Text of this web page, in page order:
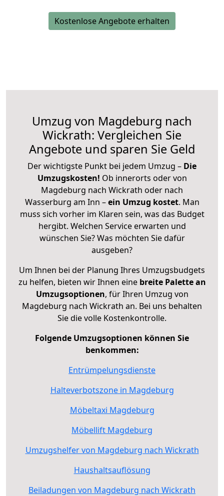
Kostenlose Angebote erhalten
Umzug von Magdeburg nach
Wickrath: Vergleichen Sie
Angebote und sparen Sie Geld
Der wichtigste Punkt bei jedem Umzug – Die
Umzugskosten! Ob innerorts oder von
Magdeburg nach Wickrath oder nach
Wasserburg am Inn –ein Umzug kostet. Man
muss sich vorher im Klaren sein, was das Budget
hergibt. Welchen Service erwarten und
wünschen Sie? Was möchten Sie dafür
ausgeben?
Um Ihnen bei der Planung Ihres Umzugsbudgets
zu helfen, bieten wir Ihnen eine breite Palette an
Umzugsoptionen, für Ihren Umzug von
Magdeburg nach Wickrath an. Bei uns behalten
Sie die volle Kostenkontrolle.
Folgende Umzugsoptionen können Sie
benkommen:
Entrümpelungsdienste
Halteverbotszone in Magdeburg
Möbeltaxi Magdeburg
Möbellift Magdeburg
Umzugshelfer von Magdeburg nach Wickrath
Haushaltsauflösung
Beiladungen von Magdeburg nach Wickrath